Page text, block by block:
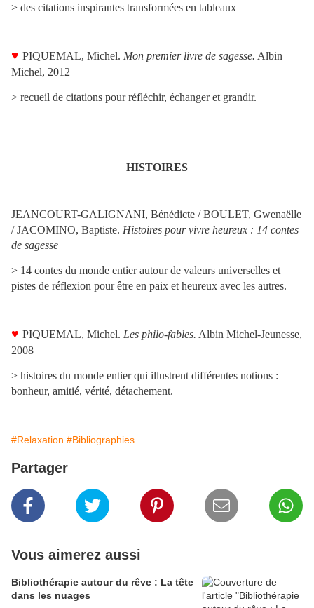
> des citations inspirantes transformées en tableaux
♥ PIQUEMAL, Michel. Mon premier livre de sagesse. Albin
Michel, 2012
> recueil de citations pour réfléchir, échanger et grandir.
HISTOIRES
JEANCOURT-GALIGNANI, Bénédicte /BOULET, Gwenaëlle
/JACOMINO, Baptiste. Histoires pour vivre heureux : 14 contes
de sagesse
> 14 contes du monde entier autour de valeurs universelles et
pistes de réflexion pour être en paix et heureux avec les autres.
♥ PIQUEMAL, Michel. Les philo-fables. Albin Michel-Jeunesse,
2008
> histoires du monde entier qui illustrent différentes notions :
bonheur, amitié, vérité, détachement.
#Relaxation #Bibliographies
Partager
Vous aimerez aussi
Bibliothérapie autour du rêve : La tête
dans les nuages